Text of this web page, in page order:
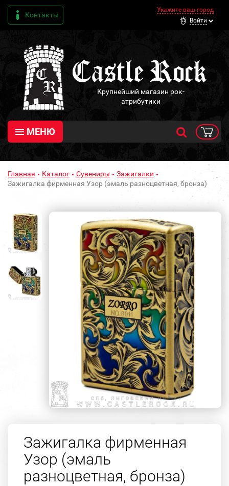
Контакты
Укажите ваш город
Войти
Крупнейший магазин рок-
атрибутики
МЕНЮ
Главная Каталог Сувениры
Зажигалки
Зажигалка фирменная Узор (эмаль разноцветная, бронза)
Зажигалка фирменная
Узор (эмаль
разноцветная, бронза)